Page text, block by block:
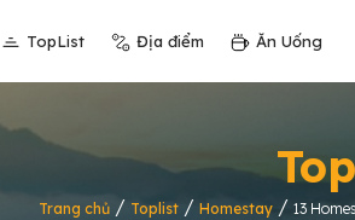
TopList Địa điểm Ăn Uống
Trang chủ/ Toplist/ Homestay/ 13